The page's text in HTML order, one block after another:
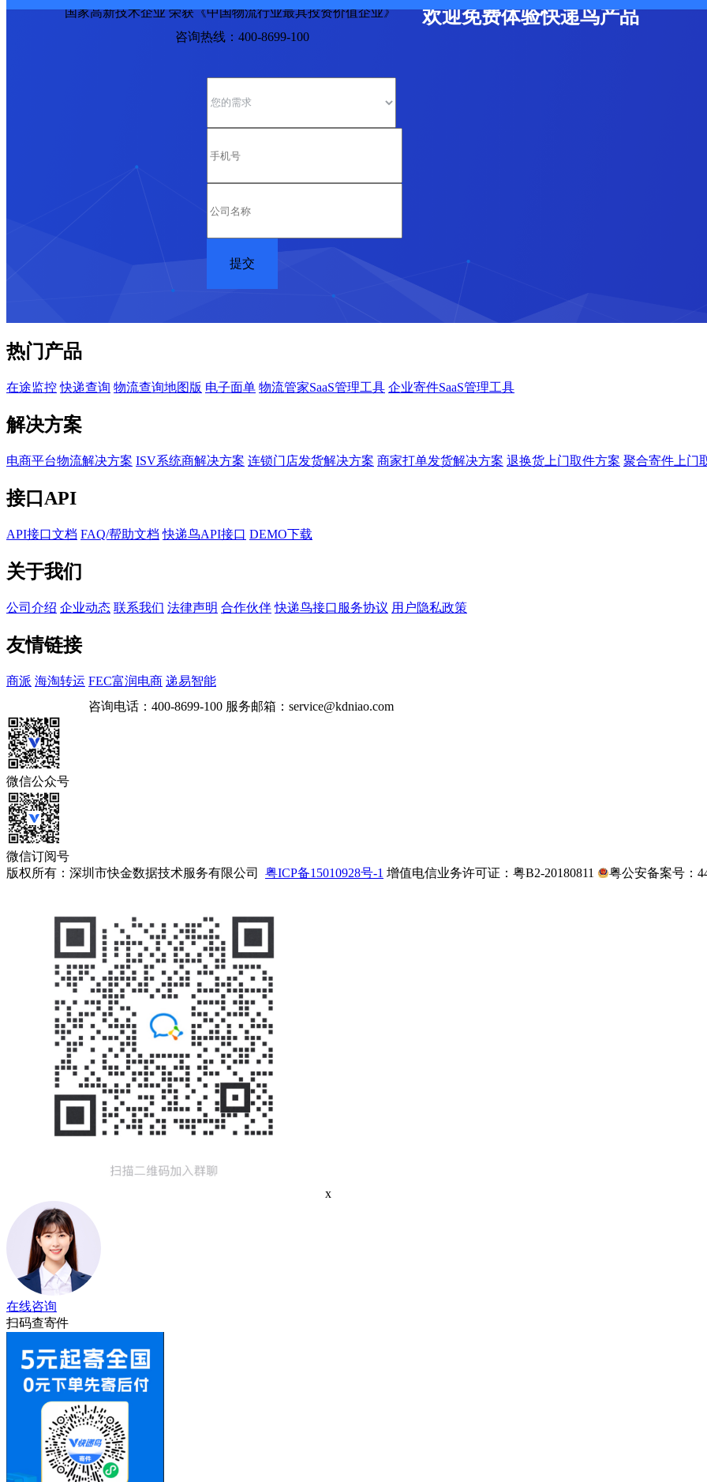
国家高新技术企业 荣获《中国物流行业最具投资价值企业》
欢迎免费体验快递鸟产品
咨询热线：400-8699-100
热门产品
在途监控 快递查询 物流查询地图版 电子面单 物流管家SaaS管理工具 企业寄件SaaS管理工具
解决方案
电商平台物流解决方案 ISV系统商解决方案 连锁门店发货解决方案 商家打单发货解决方案 退换货上门取件方案 聚合寄件上门
接口API
API接口文档 FAQ/帮助文档 快递鸟API接口 DEMO下载
关于我们
公司介绍 企业动态 联系我们 法律声明 合作伙伴 快递鸟接口服务协议 用户隐私政策
友情链接
商派 海淘转运 FEC富润电商 递易智能
咨询电话： 400-8699-100 服务邮箱： service@kdniao.com
微信公众号
微信订阅号
版权所有：深圳市快金数据技术服务有限公司 粤ICP备15010928号-1 增值电信业务许可证：粤B2-20180811 粤公安备案号：
x
在线咨询
扫码查寄件